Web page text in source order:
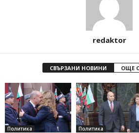
redaktor
СВЪРЗАНИ НОВИНИ ОЩЕ
Политика Политика